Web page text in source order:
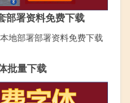
部署资料免费下载
批量下载